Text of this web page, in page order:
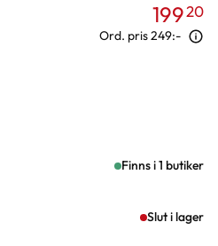
19920
Ord. pris249:-
Finns i 1 butiker
Slut i lager